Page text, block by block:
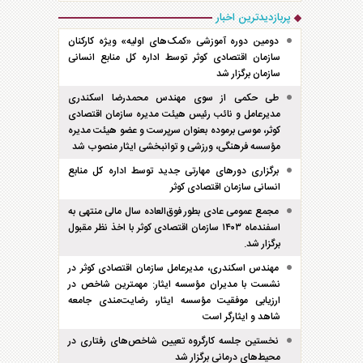
پربازدیدترین اخبار
دومین دوره آموزشی «کمک‌های اولیه» ویژه کارکنان
سازمان اقتصادی کوثر توسط اداره کل منابع انسانی
سازمان برگزار شد
طی حکمی از سوی مهندس محمدرضا اسکندری
مدیرعامل و نائب رئیس هیئت مدیره سازمان اقتصادی
کوثر، موسی برموده بعنوان سرپرست و عضو هیئت مدیره
مؤسسه فرهنگی، ورزشی و توانبخشی ایثار منصوب شد
برگزاری دور‌های مهارتی جدید توسط اداره کل منابع
انسانی سازمان اقتصادی کوثر
مجمع عمومی عادی بطور فوق‌العاده سال مالی منتهی به
اسفند‌ماه ۱۴۰۳ سازمان اقتصادی کوثر با اخذ نظر مقبول
برگزار شد.
مهندس اسکندری، مدیرعامل سازمان اقتصادی کوثر در
نشست با مدیران مؤسسه ایثار: مهمترین شاخص در
ارزیابی موفقیت مؤسسه ایثار، رضایت‌مندی جامعه
شاهد و ایثارگر است
نخستین جلسه کارگروه تعیین شاخص‌های رفتاری در
محیط‌های درمانی برگزار شد